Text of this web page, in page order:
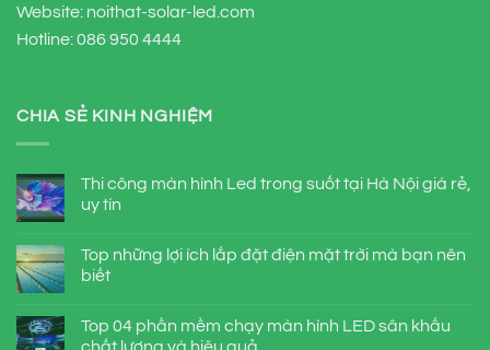
Website: noithat-solar-led.com
Hotline:086 950 4444
CHIA SẺ KINH NGHIỆM
Thi công màn hình Led trong suốt tại Hà Nội giá rẻ,
uy tín
Top những lợi ích lắp đặt điện mặt trời mà bạn nên
biết
Top 04 phần mềm chạy màn hình LED sân khấu
chất lượng và hiệu quả